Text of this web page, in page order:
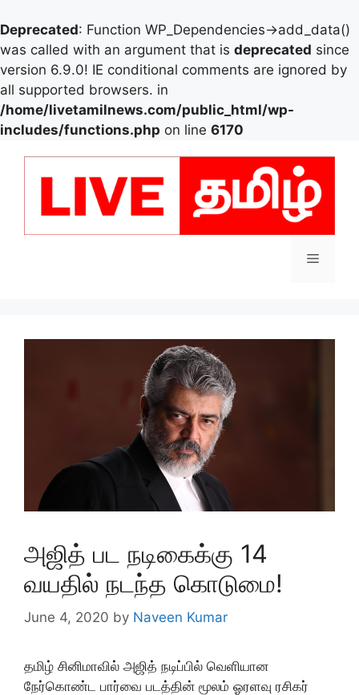
Deprecated: Function WP_Dependencies->add_data()
was called with an argument that is deprecated since
version 6.9.0! IE conditional comments are ignored by
all supported browsers. in
/home/livetamilnews.com/public_html/wp-
includes/functions.php on line 6170
Menu
அஜித் பட நடிகைக்கு 14
வயதில் நடந்த கொடுமை!
June 4, 2020 by Naveen Kumar
தமிழ் சினிமாவில் அஜித் நடிப்பில் வெளியான
நேர்கொண்ட பார்வை படத்தின் மூலம் ஓரளவு ரசிகர்